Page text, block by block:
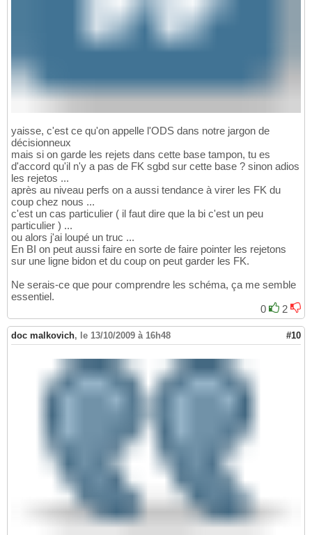
yaisse, c'est ce qu'on appelle l'ODS dans notre jargon de
décisionneux
mais si on garde les rejets dans cette base tampon, tu es
d'accord qu'il n'y a pas de FK sgbd sur cette base ? sinon adios
les rejetos ...
après au niveau perfs on a aussi tendance à virer les FK du
coup chez nous ...
c'est un cas particulier ( il faut dire que la bi c'est un peu
particulier ) ...
ou alors j'ai loupé un truc ...
En BI on peut aussi faire en sorte de faire pointer les rejetons
sur une ligne bidon et du coup on peut garder les FK.
Ne serais-ce que pour comprendre les schéma, ça me semble
essentiel.
0
2
doc malkovich, le 13/10/2009 à 16h48 #10